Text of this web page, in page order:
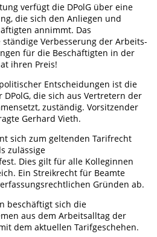
verfügt die DPolG über eine
die sich den Anliegen und
annimmt. Das
Verbesserung der Arbeits-
für die Beschäftigten in der
ihren Preis!
Entscheidungen ist die
die sich aus Vertretern der
zuständig. Vorsitzender
Gerhard Vieth.
sich zum geltenden Tarifrecht
zulässige
Dies gilt für alle Kolleginnen
Ein Streikrecht für Beamte
Gründen ab.
beschäftigt sich die
aus dem Arbeitsalltag der
dem aktuellen Tarifgeschehen.